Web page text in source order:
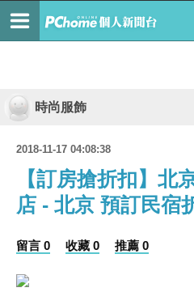
時尚服飾
2018-11-17 04:08:38
【訂房搶折扣】北
店 - 北京 預訂民宿
留言 0 收藏 0 推薦 0